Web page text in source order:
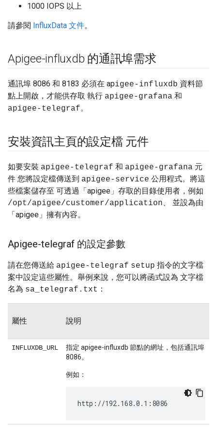
1000 IOPS 以上
請參閱 InfluxData 文件。
Apigee-influxdb 的通訊埠需求
通訊埠 8086 和 8183 必須在 apigee-influxdb 資料節
點上開啟，才能供存取 執行 apigee-grafana 和
apigee-telegraf。
安裝資訊主頁的設定檔 元件
如要安裝 apigee-telegraf 和 apigee-grafana 元
件 您將設定檔傳送到 apigee-service 公用程式。將這
些檔案儲存至 可透過「apigee」存取的目錄使用者，例如
/opt/apigee/customer/application、 並設為由
「apigee」擁有內容。
Apigee-telegraf 的設定參數
請在您傳送給 apigee-telegraf setup 指令的文字檔
案中設定這些屬性。舉例來說，您可以將函式設為 文字檔
名為 sa_telegraf.txt ：
屬性 說明
INFLUXDB_URL
指定 apigee-influxdb 節點的網址，包括通訊埠
8086。
例如：
http://192.168.0.1:8086